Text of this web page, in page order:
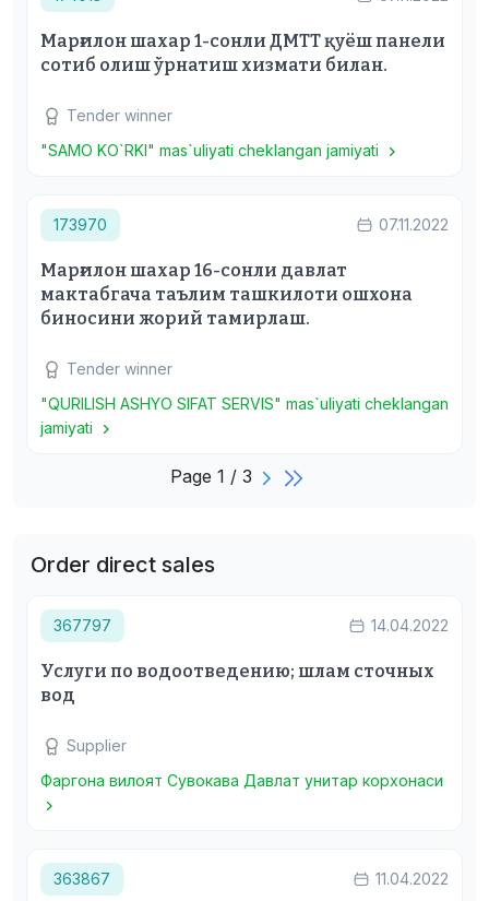
Марғилон шахар 1-сонли ДМТТ қуёш панели
сотиб олиш ўрнатиш хизмати билан.
Tender winner
"SAMO KO`RKI" mas`uliyati cheklangan jamiyati
173970 07.11.2022
Марғилон шахар 16-сонли давлат
мактабгача таълим ташкилоти ошхона
биносини жорий тамирлаш.
Tender winner
"QURILISH ASHYO SIFAT SERVIS" mas`uliyati cheklangan
jamiyati
Page 1 / 3
Order direct sales
367797 14.04.2022
Услуги по водоотведению; шлам сточных
вод
Supplier
Фаргона вилоят Сувокава Давлат унитар корхонаси
363867 11.04.2022